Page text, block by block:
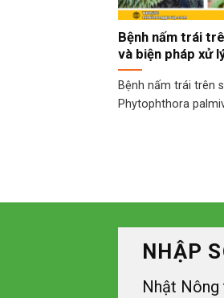
Bệnh nấm trái
và biện pháp xử
Bệnh nấm trái trên
Phytophthora
NHẬP
Nhật